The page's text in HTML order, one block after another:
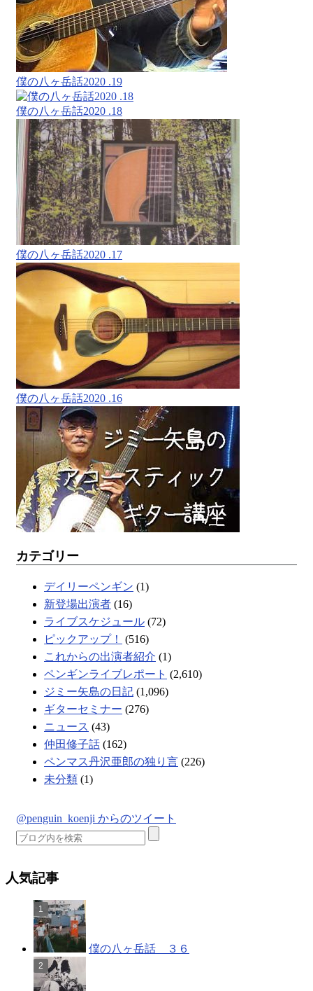
僕の八ヶ岳話2020 .19
僕の八ヶ岳話2020 .18
僕の八ヶ岳話2020 .17
僕の八ヶ岳話2020 .16
カテゴリー
デイリーペンギン (1)
新登場出演者 (16)
ライブスケジュール (72)
ピックアップ！
(516)
これからの出演者紹介 (1)
ペンギンライブレポート (2,610)
ジミー矢島の日記 (1,096)
ギターセミナー (276)
ニュース (43)
仲田修子話 (162)
ペンマス丹沢亜郎の独り言 (226)
未分類 (1)
@penguin_koenji からのツイート
人気記事
僕の八ヶ岳話 ３６